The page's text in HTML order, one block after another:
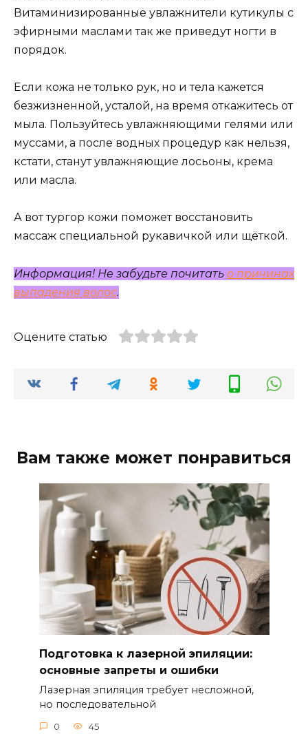
Витаминизированные увлажнители кутикулы с
эфирными маслами так же приведут ногти в
порядок.
Если кожа не только рук, но и тела кажется
безжизненной, усталой, на время откажитесь от
мыла. Пользуйтесь увлажняющими гелями или
муссами, а после водных процедур как нельзя,
кстати, станут увлажняющие лосьоны, крема
или масла.
А вот тургор кожи поможет восстановить
массаж специальной рукавичкой или щёткой.
Информация! Не забудьте почитать о причинах
выпадения волос.
Оцените статью
Вам также может понравиться
Подготовка к лазерной эпиляции:
основные запреты и ошибки
Лазерная эпиляция требует несложной,
но последовательной
0 45